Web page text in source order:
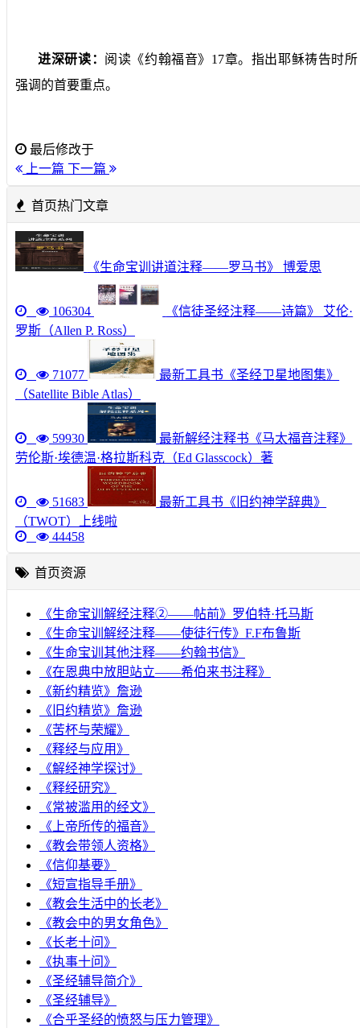
进深研读： 阅读《约翰福音》 17章。指出耶稣祷告时所
强调的首要重点。
最后修改于
上一篇 下一篇
首页热门文章
《生命宝训讲道注释——罗马书》 博爱思
106304
《信徒圣经注释——诗篇》 艾伦·
罗斯（Allen P. Ross）
71077
最新工具书《圣经卫星地图集》
（Satellite Bible Atlas）
59930
最新解经注释书《马太福音注释》
劳伦斯·埃德温·格拉斯科克（Ed Glasscock）著
51683
最新工具书《旧约神学辞典》
（TWOT）上线啦
44458
首页资源
《生命宝训解经注释②——帖前》罗伯特·托马斯
《生命宝训解经注释——使徒行传》F.F布鲁斯
《生命宝训其他注释——约翰书信》
《在恩典中放胆站立——希伯来书注释》
《新约精览》詹逊
《旧约精览》詹逊
《苦杯与荣耀》
《释经与应用》
《解经神学探讨》
《释经研究》
《常被滥用的经文》
《上帝所传的福音》
《教会带领人资格》
《信仰基要》
《短宣指导手册》
《教会生活中的长老》
《教会中的男女角色》
《长老十问》
《执事十问》
《圣经辅导简介》
《圣经辅导》
​《合乎圣经的愤怒与压力管理》